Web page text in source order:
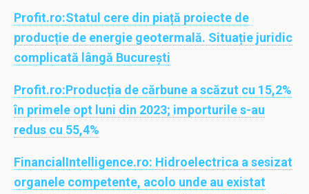
Profit.ro:Statul cere din piață proiecte de
producție de energie geotermală. Situație juridic
complicată lângă București
Profit.ro:Producția de cărbune a scăzut cu 15,2%
în primele opt luni din 2023; importurile s-au
redus cu 55,4%
FinancialIntelligence.ro: Hidroelectrica a sesizat
organele competente, acolo unde au existat